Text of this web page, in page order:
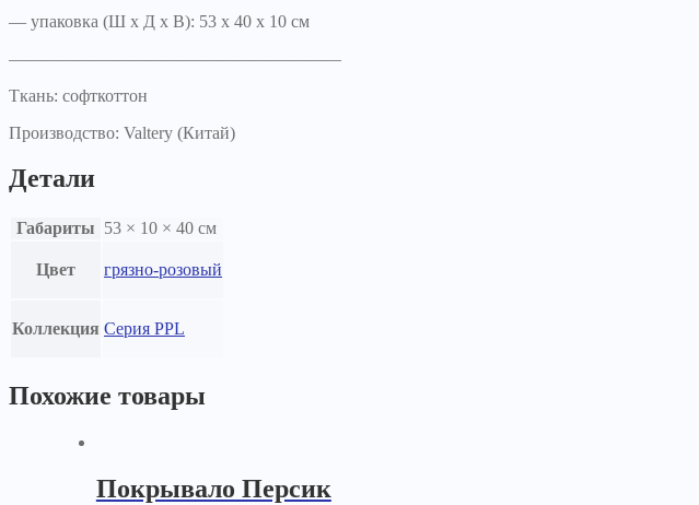
— упаковка (Ш х Д х В): 53 х 40 х 10 см
———————————————————
Ткань: софткоттон
Производство: Valtery (Китай)
Детали
Габариты 53 × 10 × 40 см
Цвет грязно-розовый
Коллекция Серия PPL
Похожие товары
Покрывало Персик